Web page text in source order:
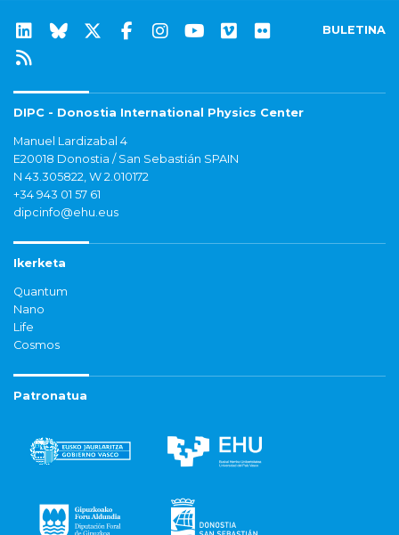
BULETINA
DIPC - Donostia International Physics Center
Manuel Lardizabal 4
E20018 Donostia / San Sebastián SPAIN
N 43.305822, W 2.010172
+34 943 01 57 61
dipcinfo@ehu.eus
Ikerketa
Quantum
Nano
Life
Cosmos
Patronatua